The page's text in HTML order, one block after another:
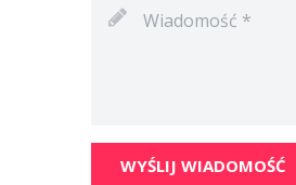
WYŚLIJ WIADOMOŚĆ